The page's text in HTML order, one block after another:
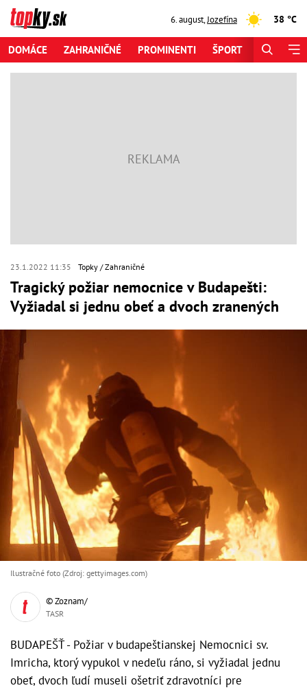
6. august,Jozefína 38 °C
DOMÁCE ZAHRANIČNÉ PROMINENTI ŠPORT
23.1.2022 11:35 Topky Zahraničné
Tragický požiar nemocnice v Budapešti:
Vyžiadal si jednu obeť a dvoch zranených
Ilustračné foto (Zdroj: gettyimages.com)
© Zoznam/
TASR
BUDAPEŠŤ - Požiar v budapeštianskej Nemocnici sv.
Imricha, ktorý vypukol v nedeľu ráno, si vyžiadal jednu
obeť, dvoch ľudí museli ošetriť zdravotníci pre